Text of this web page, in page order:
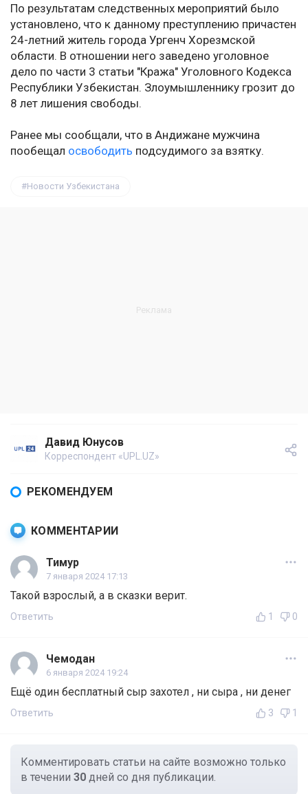
По результатам следственных мероприятий было
установлено, что к данному преступлению причастен
24-летний житель города Ургенч Хорезмской
области. В отношении него заведено уголовное
дело по части 3 статьи "Кража" Уголовного Кодекса
Республики Узбекистан. Злоумышленнику грозит до
8 лет лишения свободы.
Ранее мы сообщали, что в Андижане мужчина
пообещал освободить подсудимого за взятку.
Новости Узбекистана
Давид Юнусов
Корреспондент «UPL.UZ»
РЕКОМЕНДУЕМ
КОММЕНТАРИИ
Тимур
7 января 2024 17:13
Такой взрослый, а в сказки верит.
Ответить 1 0
Чемодан
6 января 2024 19:24
Ещё один бесплатный сыр захотел , ни сыра , ни денег
Ответить 3 1
Комментировать статьи на сайте возможно только
в течении 30 дней со дня публикации.